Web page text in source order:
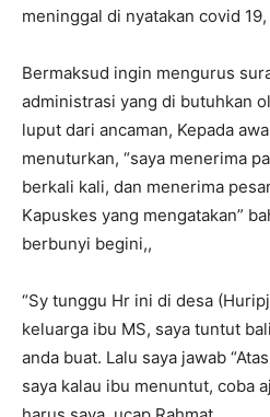
meninggal di nyatakan covid 19,
Bermaksud ingin mengurus
administrasi yang di butuhkan
luput dari ancaman, Kepada
menuturkan, “saya menerima
berkali kali, dan menerima
Kapuskes yang mengatakan”
berbunyi begini,,
“Sy tunggu Hr ini di desa
keluarga ibu MS, saya tuntut
anda buat. Lalu saya jawab
saya kalau ibu menuntut, coba